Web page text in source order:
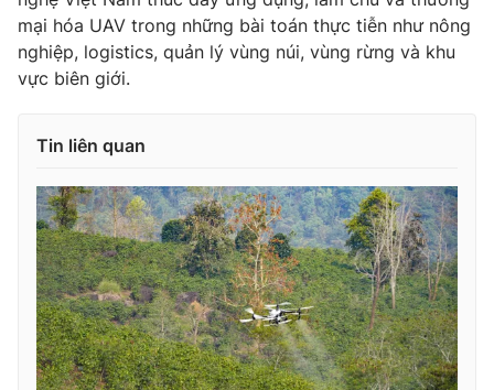
mại hóa UAV trong những bài toán thực tiễn như nông
nghiệp, logistics, quản lý vùng núi, vùng rừng và khu
vực biên giới.
Tin liên quan